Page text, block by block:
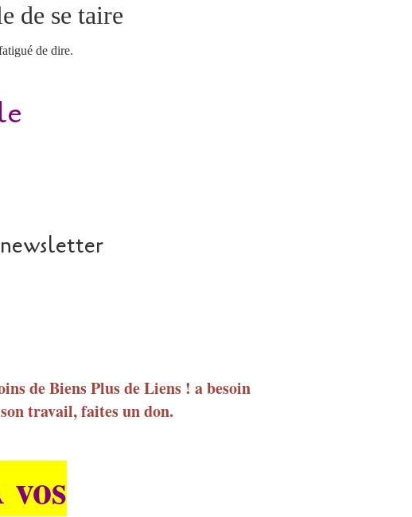
de se taire
de dire.
de Biens Plus de Liens ! a besoin
travail, faites un don.